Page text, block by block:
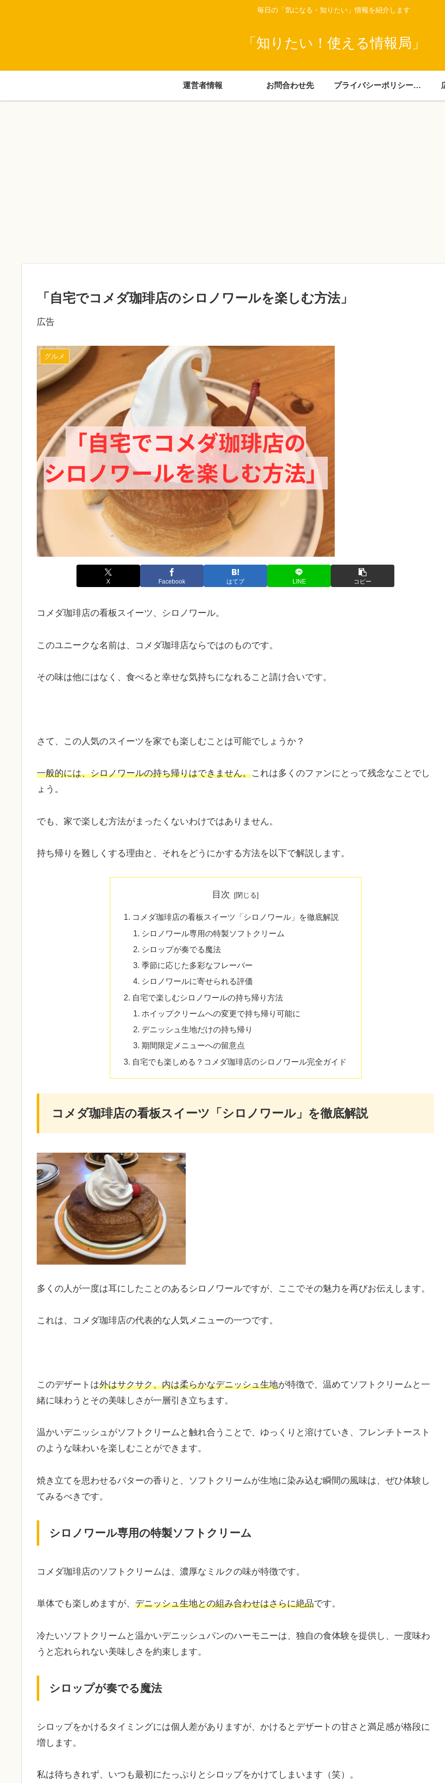
毎日の「気になる・知りたい」情報を紹介します
「知りたい！使える情報局」
運営者情報 お問合わせ先 プライバシーポリシー・免責事項
「自宅でコメダ珈琲店のシロノワールを楽しむ方法」
広告
グルメ
X Facebook はてブ LINE コピー
コメダ珈琲店の看板スイーツ、シロノワール。
このユニークな名前は、コメダ珈琲店ならではのものです。
その味は他にはなく、食べると幸せな気持ちになれること請け合いです。
さて、この人気のスイーツを家でも楽しむことは可能でしょうか？
一般的には、シロノワールの持ち帰りはできません。これは多くのファンにとって残念なことでし
ょう。
でも、家で楽しむ方法がまったくないわけではありません。
持ち帰りを難しくする理由と、それをどうにかする方法を以下で解説します。
目次
コメダ珈琲店の看板スイーツ「シロノワール」を徹底解説
シロノワール専用の特製ソフトクリーム
シロップが奏でる魔法
季節に応じた多彩なフレーバー
シロノワールに寄せられる評価
自宅で楽しむシロノワールの持ち帰り方法
ホイップクリームへの変更で持ち帰り可能に
デニッシュ生地だけの持ち帰り
期間限定メニューへの留意点
自宅でも楽しめる？コメダ珈琲店のシロノワール完全ガイド
コメダ珈琲店の看板スイーツ「シロノワール」を徹底解説
多くの人が一度は耳にしたことのあるシロノワールですが、ここでその魅力を再びお伝えします。
これは、コメダ珈琲店の代表的な人気メニューの一つです。
このデザートは外はサクサク、内は柔らかなデニッシュ生地が特徴で、温めてソフトクリームと一
緒に味わうとその美味しさが一層引き立ちます。
温かいデニッシュがソフトクリームと触れ合うことで、ゆっくりと溶けていき、フレンチトースト
のような味わいを楽しむことができます。
焼き立てを思わせるバターの香りと、ソフトクリームが生地に染み込む瞬間の風味は、ぜひ体験し
てみるべきです。
シロノワール専用の特製ソフトクリーム
コメダ珈琲店のソフトクリームは、濃厚なミルクの味が特徴です。
単体でも楽しめますが、 デニッシュ生地との組み合わせはさらに絶品です。
冷たいソフトクリームと温かいデニッシュパンのハーモニーは、独自の食体験を提供し、一度味わ
うと忘れられない美味しさを約束します。
シロップが奏でる魔法
シロップをかけるタイミングには個人差がありますが、かけるとデザートの甘さと満足感が格段に
増します。
私は待ちきれず、いつも最初にたっぷりとシロップをかけてしまいます（笑）。